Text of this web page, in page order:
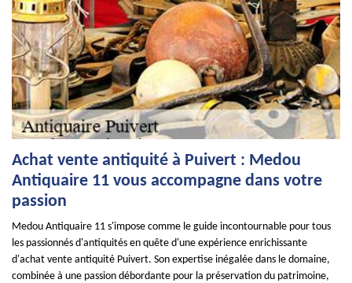
Achat vente antiquité à Puivert : Medou
Antiquaire 11 vous accompagne dans votre
passion
Medou Antiquaire 11 s'impose comme le guide incontournable pour tous
les passionnés d'antiquités en quête d'une expérience enrichissante
d'achat vente antiquité Puivert. Son expertise inégalée dans le domaine,
combinée à une passion débordante pour la préservation du patrimoine,